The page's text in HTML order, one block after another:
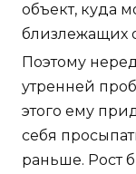
объект, куда
близлежащих
Поэтому
утренней
этого ему
себя
раньше. Рост